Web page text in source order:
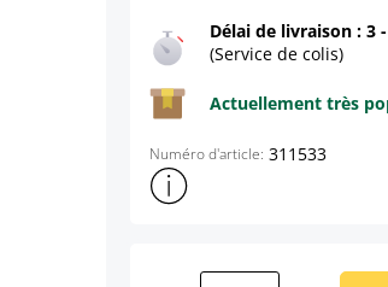
Délai de livraison : 3
(Service de colis)
Actuellement très
Numéro d'article: 311533
Afficher plus d'informations